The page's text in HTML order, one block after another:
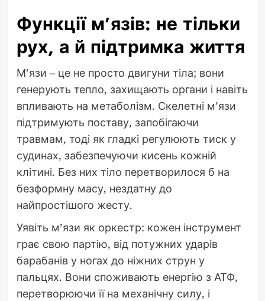
Функції м’язів: не тільки
рух, а й підтримка життя
М’язи – це не просто двигуни тіла; вони
генерують тепло, захищають органи і навіть
впливають на метаболізм. Скелетні м’язи
підтримують поставу, запобігаючи
травмам, тоді як гладкі регулюють тиск у
судинах, забезпечуючи кисень кожній
клітині. Без них тіло перетворилося б на
безформну масу, нездатну до
найпростішого жесту.
Уявіть м’язи як оркестр: кожен інструмент
грає свою партію, від потужних ударів
барабанів у ногах до ніжних струн у
пальцях. Вони споживають енергію з АТФ,
перетворюючи її на механічну силу, і